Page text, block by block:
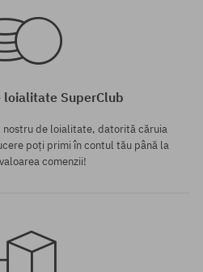
loialitate SuperClub
nostru de loialitate, datorită căruia
poți primi în contul tău până la
comenzii!